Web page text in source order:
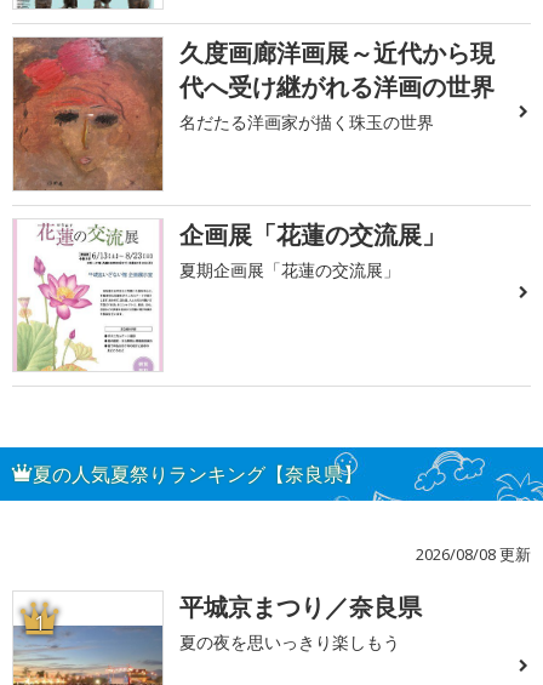
久度画廊洋画展～近代から現
代へ受け継がれる洋画の世界
名だたる洋画家が描く珠玉の世界
企画展「花蓮の交流展」
夏期企画展「花蓮の交流展」
夏の人気夏祭りランキング【奈良県】
2026/08/08 更新
1 平城京まつり／奈良県
夏の夜を思いっきり楽しもう